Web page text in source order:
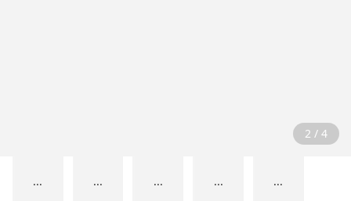
2 / 4
... ... ... ... ...